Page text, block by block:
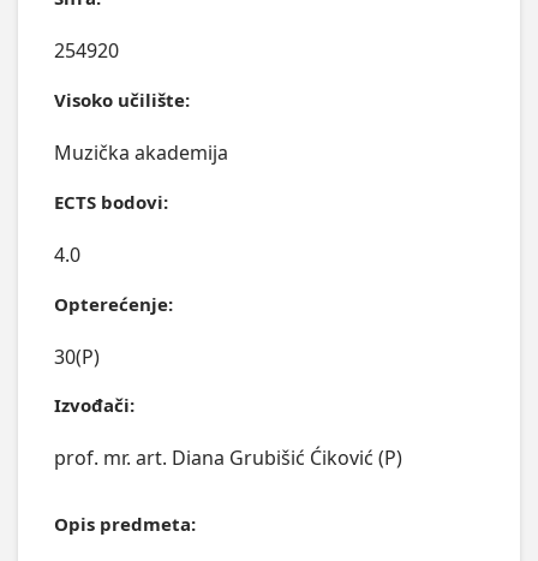
254920
Visoko učilište:
Muzička akademija
ECTS bodovi:
4.0
Opterećenje:
30(P)
Izvođači:
prof. mr. art. Diana Grubišić Ćiković (P)
Opis predmeta: